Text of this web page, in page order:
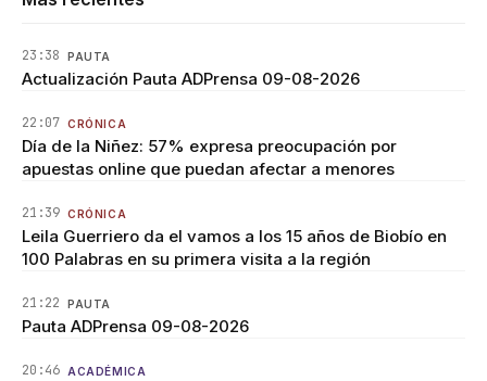
23:38 PAUTA
Actualización Pauta ADPrensa 09-08-2026
22:07 CRÓNICA
Día de la Niñez: 57% expresa preocupación por
apuestas online que puedan afectar a menores
21:39 CRÓNICA
Leila Guerriero da el vamos a los 15 años de Biobío en
100 Palabras en su primera visita a la región
21:22 PAUTA
Pauta ADPrensa 09-08-2026
20:46 ACADÉMICA